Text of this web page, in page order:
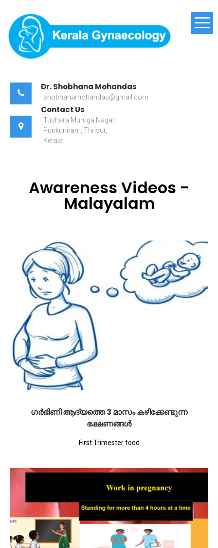
Kerala Gynaecology
Dr. Shobhana Mohandas
shobhanamohandas@gmail.com
Contact Us
Tushara Muruga Nagar,
Punkunnam, Thrisur,
Kerala
Awareness Videos -
Malayalam
ഗർഭിണി ആദ്യത്തെ 3 മാസം കഴിക്കേണ്ടുന്ന
ഭക്ഷണങ്ങൾ
First Trimester food